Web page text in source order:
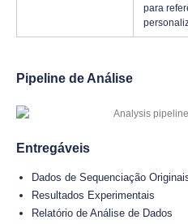
para
Pipeline de Análise
Entregáveis
Dados de Sequenciação
Resultados Experimentais
Relatório de Análise de Dados